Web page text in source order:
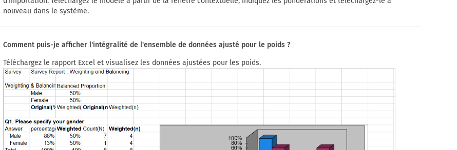
nouveau dans le système.
Comment puis-je afficher l'intégralité de l'ensemble de données ajusté pour le poids ?
Téléchargez le rapport Excel et visualisez les données ajustées pour les poids.